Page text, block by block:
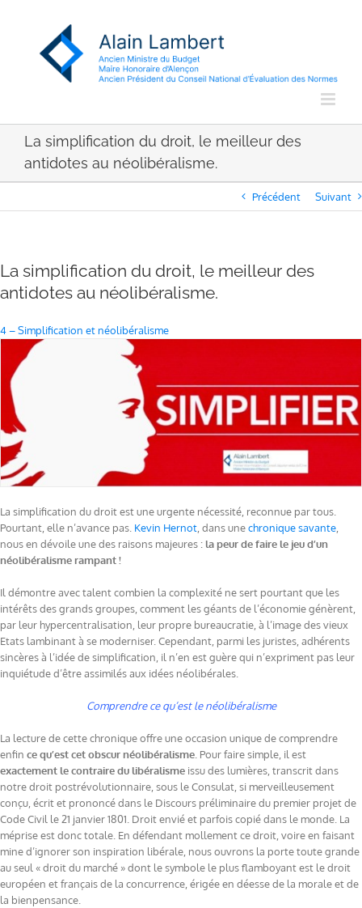
La simplification du droit, le meilleur des
antidotes au néolibéralisme.
Précédent Suivant
La simplification du droit, le meilleur des
antidotes au néolibéralisme.
4 – Simplification et néolibéralisme
La simplification du droit est une urgente nécessité, reconnue par tous.
Pourtant, elle n’avance pas. Kevin Hernot , dans unechronique savante
nous en dévoile une des raisons majeures : la peur de faire le jeu d’un
néolibéralisme rampant !
Il démontre avec talent combien la complexité ne sert pourtant que les
intérêts des grands groupes, comment les géants de l’économie génèrent,
par leur hypercentralisation, leur propre bureaucratie, à l’image des vieux
Etats lambinant à se moderniser. Cependant, parmi les juristes, adhérents
sincères à l’idée de simplification, il n’en est guère qui n’expriment pas leur
inquiétude d’être assimilés aux idées néolibérales.
Comprendre ce qu’est le néolibéralisme
La lecture de cette chronique offre une occasion unique de comprendre
enfin ce qu’est cet obscur néolibéralisme . Pour faire simple, il est
exactement le contraire du libéralisme issu des lumières, transcrit dans
notre droit postrévolutionnaire, sous le Consulat, si merveilleusement
conçu, écrit et prononcé dans le Discours préliminaire du premier projet de
Code Civil le 21 janvier 1801. Droit envié et parfois copié dans le monde. La
méprise est donc totale. En défendant mollement ce droit, voire en faisant
mine d’ignorer son inspiration libérale, nous ouvrons la porte toute grande
au seul « droit du marché » dont le symbole le plus flamboyant est le droit
européen et français de la concurrence, érigée en déesse de la morale et de
la bienpensance.